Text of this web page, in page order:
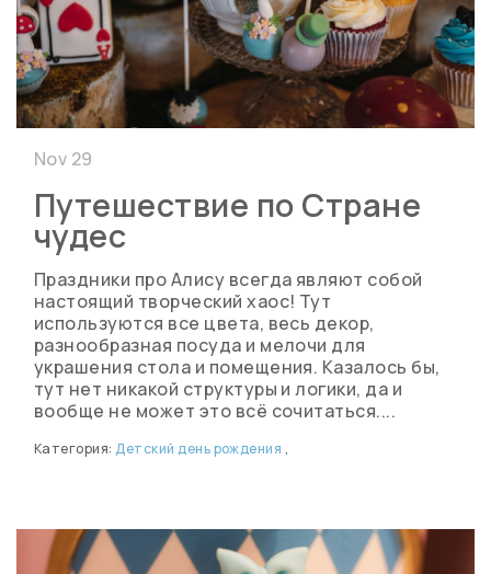
Путешествие по Стране
чудес
Праздники про Алису всегда являют собой
настоящий творческий хаос! Тут
используются все цвета, весь декор,
разнообразная посуда и мелочи для
украшения стола и помещения. Казалось бы,
тут нет никакой структуры и логики, да и
вообще не может это всё сочитаться....
Nov 29
Категория:Детский день рождения ,